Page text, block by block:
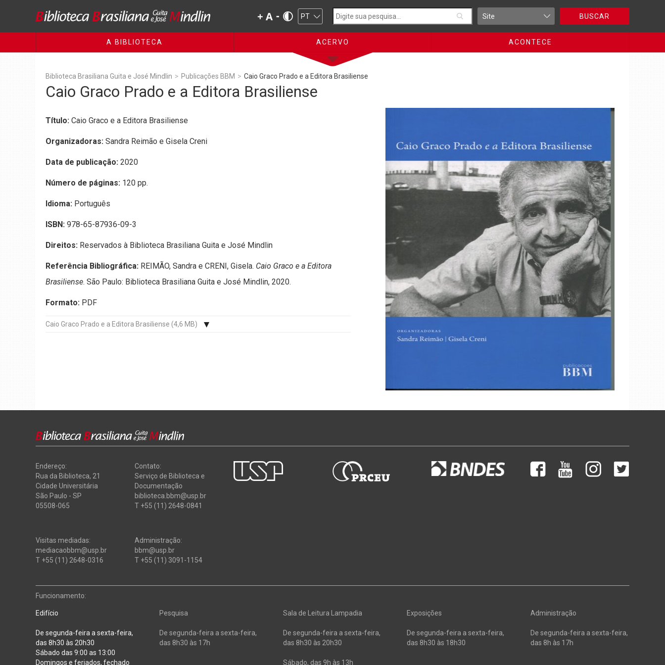
BUSCAR
A BIBLIOTECA ACERVO ACONTECE
Biblioteca Brasiliana Guita e José Mindlin > Publicações BBM > Caio Graco Prado e a Editora Brasiliense
Caio Graco Prado e a Editora Brasiliense
Título: Caio Graco e a Editora Brasiliense
Organizadoras: Sandra Reimão e Gisela Creni
Data de publicação: 2020
Número de páginas: 120 pp.
Idioma: Português
ISBN: 978-65-87936-09-3
Direitos: Reservados à Biblioteca Brasiliana Guita e José Mindlin
Referência Bibliográfica: REIMÃO, Sandra e CRENI, Gisela. Caio Graco e a Editora
Brasiliense. São Paulo: Biblioteca Brasiliana Guita e José Mindlin, 2020.
Formato: PDF
Caio Graco Prado e a Editora Brasiliense (4,6 MB)
Endereço:
Rua da Biblioteca, 21
Cidade Universitária
São Paulo - SP
05508-065
Visitas mediadas:
mediacaobbm@usp.br
T +55 (11) 2648-0316
Contato:
Serviço de Biblioteca e
Documentação
biblioteca.bbm@usp.br
T +55 (11) 2648-0841
Administração:
bbm@usp.br
T +55 (11) 3091-1154
Funcionamento:
Edifício
De segunda-feira a sexta-feira,
das 8h30 às 20h30
Sábado das 9:00 as 13:00
Domingos e feriados, fechado
Pesquisa
De segunda-feira a sexta-feira,
das 8h30 às 17h
Sala de Leitura Lampadia
De segunda-feira a sexta-feira,
das 8h30 às 20h30
Sábado, das 9h às 13h
Exposições
De segunda-feira a sexta-feira,
das 8h30 às 18h30
Administração
De segunda-feira a sexta-feira,
das 8h às 17h